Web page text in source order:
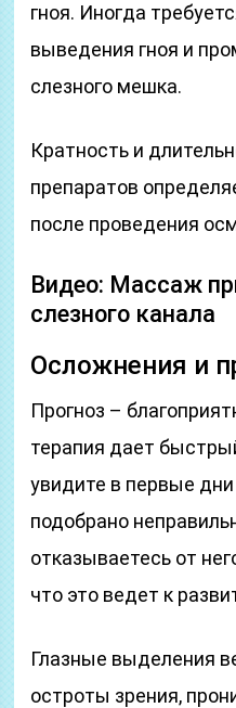
гноя. Иногда
выведения гноя и
слезного мешка.
Кратность и
препаратов
после проведения
Видео: Массаж
слезного канала
Осложнения и
Прогноз –
терапия дает
увидите в первые
подобрано
отказываетесь от
что это ведет к
Глазные выделения
остроты зрения,